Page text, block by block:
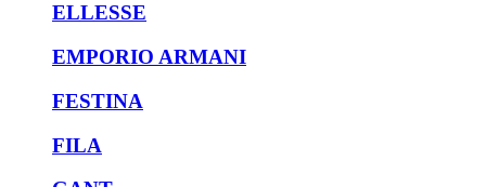
ELLESSE
EMPORIO ARMANI
FESTINA
FILA